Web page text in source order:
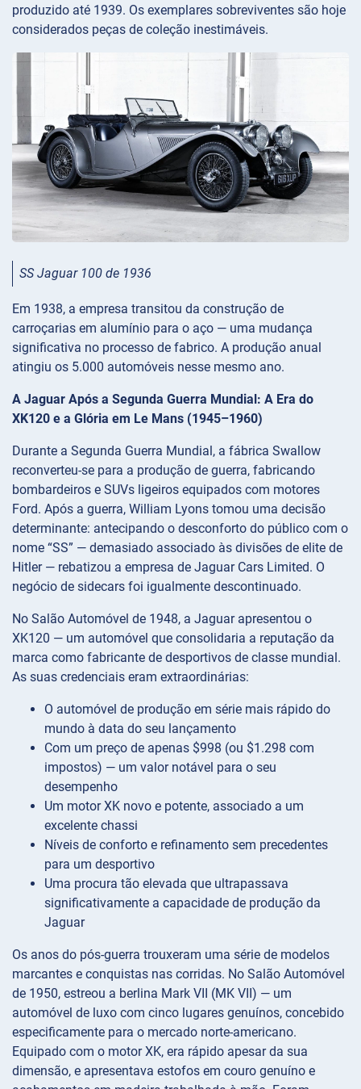
produzido até 1939. Os exemplares sobreviventes são hoje
considerados peças de coleção inestimáveis.
SS Jaguar 100 de 1936
Em 1938, a empresa transitou da construção de
carroçarias em alumínio para o aço — uma mudança
significativa no processo de fabrico. A produção anual
atingiu os 5.000 automóveis nesse mesmo ano.
A Jaguar Após a Segunda Guerra Mundial: A Era do
XK120 e a Glória em Le Mans (1945–1960)
Durante a Segunda Guerra Mundial, a fábrica Swallow
reconverteu-se para a produção de guerra, fabricando
bombardeiros e SUVs ligeiros equipados com motores
Ford. Após a guerra, William Lyons tomou uma decisão
determinante: antecipando o desconforto do público com o
nome “SS” — demasiado associado às divisões de elite de
Hitler — rebatizou a empresa de Jaguar Cars Limited. O
negócio de sidecars foi igualmente descontinuado.
No Salão Automóvel de 1948, a Jaguar apresentou o
XK120 — um automóvel que consolidaria a reputação da
marca como fabricante de desportivos de classe mundial.
As suas credenciais eram extraordinárias:
O automóvel de produção em série mais rápido do
mundo à data do seu lançamento
Com um preço de apenas $998 (ou $1.298 com
impostos) — um valor notável para o seu
desempenho
Um motor XK novo e potente, associado a um
excelente chassi
Níveis de conforto e refinamento sem precedentes
para um desportivo
Uma procura tão elevada que ultrapassava
significativamente a capacidade de produção da
Jaguar
Os anos do pós-guerra trouxeram uma série de modelos
marcantes e conquistas nas corridas. No Salão Automóvel
de 1950, estreou a berlina Mark VII (MK VII) — um
automóvel de luxo com cinco lugares genuínos, concebido
especificamente para o mercado norte-americano.
Equipado com o motor XK, era rápido apesar da sua
dimensão, e apresentava estofos em couro genuíno e